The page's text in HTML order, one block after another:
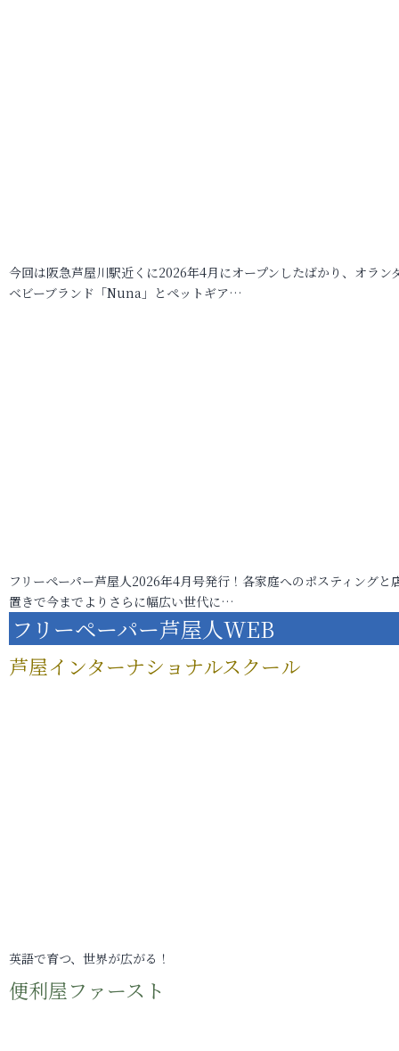
今回は阪急芦屋川駅近くに2026年4月にオープンしたばかり、オラン
ベビーブランド「Nuna」とペットギア…
フリーペーパー芦屋人2026年4月号発行！各家庭へのポスティングと
置きで今までよりさらに幅広い世代に…
フリーペーパー芦屋人WEB
芦屋インターナショナルスクール
英語で育つ、世界が広がる！
便利屋ファースト